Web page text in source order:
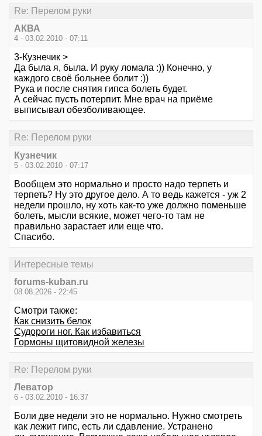
Re: Перелом руки
АКВА
4 - 03.02.2010 - 07:11
3-Кузнечик >
Да была я, была. И руку ломала :)) Конечно, у
каждого своё больнее болит :))
Рука и после снятия гипса болеть будет.
А сейчас пусть потерпит. Мне врач на приёме
выписывал обезболивающее.
Re: Перелом руки
Кузнечик
5 - 03.02.2010 - 07:17
Вообщем это нормально и просто надо терпеть и
терпеть? Ну это другое дело. А то ведь кажется - уж 2
недели прошло, ну хоть как-то уже должно поменьше
болеть, мысли всякие, может чего-то там не
правильно зарастает или еще что.
Спасибо.
Интересные темы
forums-kuban.ru
08.08.2026 - 22:45
Смотри также:
Как снизить белок
Судороги ног. Как избавиться
Гормоны щитовидной железы
Re: Перелом руки
Леватор
6 - 03.02.2010 - 16:37
Боли две недели это не нормально. Нужно смотреть
как лежит гипс, есть ли сдавление. Устранено